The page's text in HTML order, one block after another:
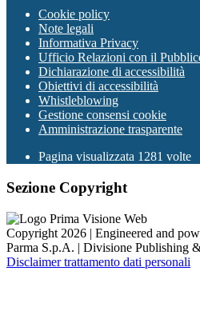
Cookie policy
Note legali
Informativa Privacy
Ufficio Relazioni con il
Dichiarazione di accessibilità
Obiettivi di accessibilità
Whistleblowing
Gestione consensi cookie
Amministrazione trasparente
Pagina visualizzata 1281 volte
Sezione Copyright
Copyright 2026 | Engineered and
Parma S.p.A. | Divisione Publishing
Disclaimer trattamento dati personali